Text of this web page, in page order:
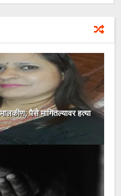
पैसे मागितल्यावर हत्या